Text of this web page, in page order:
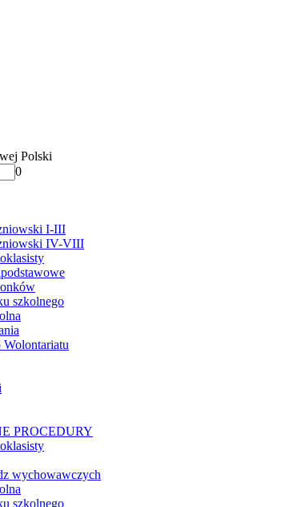
Polski
0
I-III
IV-VIII
szkolnego
Wolontariatu
PROCEDURY
wychowawczych
szkolnego